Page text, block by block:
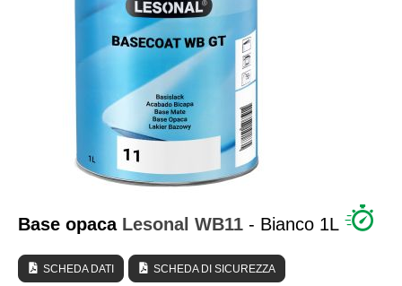
MATERIALI DI CONSUMO PER LA CARROZZERIA
STRUMENTI PER LA CARROZZERIA
ATTREZZATURE PER CARROZZERIA
INSTALLAZIONE IN LABORATORIO
TUTORIAL E CONSIGLI
Base opaca Lesonal WB11 - Bianco 1L
SCHEDA DATI
SCHEDA DI SICUREZZA